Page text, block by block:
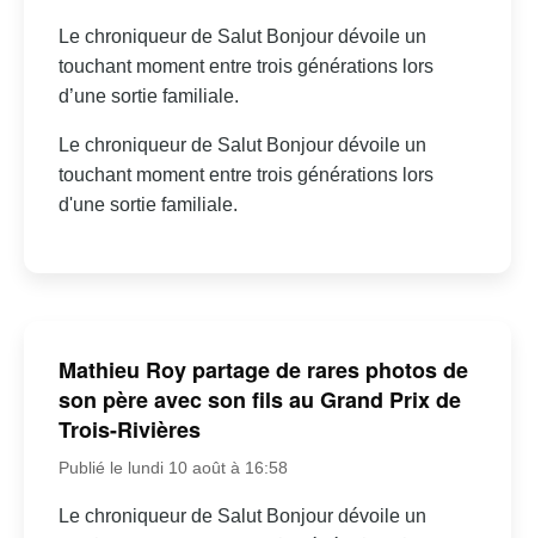
Le chroniqueur de Salut Bonjour dévoile un
touchant moment entre trois générations lors
d’une sortie familiale.
Le chroniqueur de Salut Bonjour dévoile un
touchant moment entre trois générations lors
d'une sortie familiale.
Mathieu Roy partage de rares photos de
son père avec son fils au Grand Prix de
Trois-Rivières
Publié le lundi 10 août à 16:58
Le chroniqueur de Salut Bonjour dévoile un